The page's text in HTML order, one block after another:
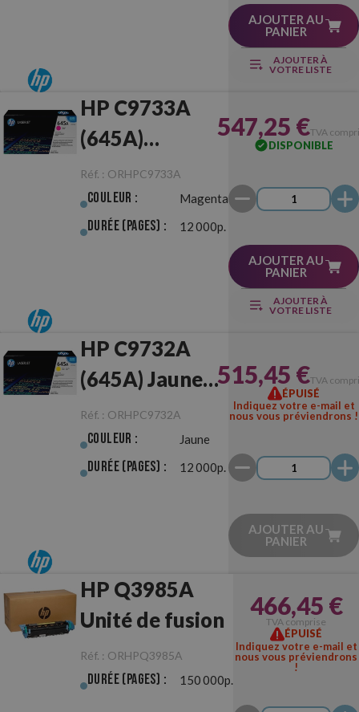
AJOUTER AU
PANIER
AJOUTER À
VOTRE LISTE
HP C9733A
(645A)
Magenta
Originale
Réf. : ORHPC9733A
Couleur : Magenta
Durée (pages) : 12 000p.
547,25 €TVA
DISPONIBLE
AJOUTER AU
PANIER
AJOUTER À
VOTRE LISTE
HP C9732A
(645A) Jaune
Originale
Réf. : ORHPC9732A
Couleur : Jaune
Durée (pages) : 12 000p.
515,45 €TVA
ÉPUISÉ
Indiquez votre e-mail et
nous vous préviendrons !
AJOUTER AU
PANIER
HP Q3985A
Unité de fusion
Réf. : ORHPQ3985A
Durée (pages) : 150 000p.
466,45 €
TVA comprise
ÉPUISÉ
Indiquez votre e-mail et
nous vous préviendrons
!